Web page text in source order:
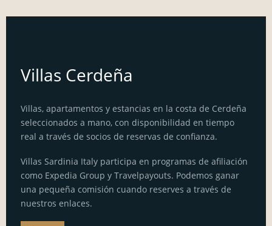
Villas Cerdeña
Villas, apartamentos y estancias en la costa de Cerdeña
seleccionados a mano, con disponibilidad en tiempo
real a través de socios de reservas de confianza.
Villas Sardinia Italy participa en programas de afiliación
como Expedia Group y Travelpayouts. Podemos ganar
una pequeña comisión cuando reserves a través de
nuestros enlaces.